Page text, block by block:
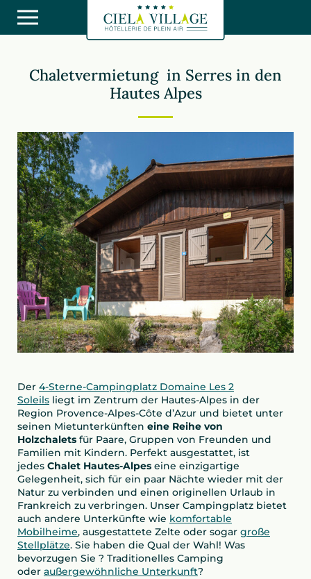
Chaletvermietung in Serres in den
Hautes Alpes
Der 4-Sterne-Campingplatz Domaine Les 2
Soleils liegt im Zentrum der Hautes-Alpes in der
Region Provence-Alpes-Côte d’Azur und bietet unter
seinen Mietunterkünften eine Reihe von
Holzchalets für Paare, Gruppen von Freunden und
Familien mit Kindern. Perfekt ausgestattet, ist
jedes Chalet Hautes-Alpes eine einzigartige
Gelegenheit, sich für ein paar Nächte wieder mit der
Natur zu verbinden und einen originellen Urlaub in
Frankreich zu verbringen. Unser Campingplatz bietet
auch andere Unterkünfte wie komfortable
Mobilheime, ausgestattete Zelte oder sogar große
Stellplätze. Sie haben die Qual der Wahl! Was
bevorzugen Sie ? Traditionelles Camping
oder außergewöhnliche Unterkunft?